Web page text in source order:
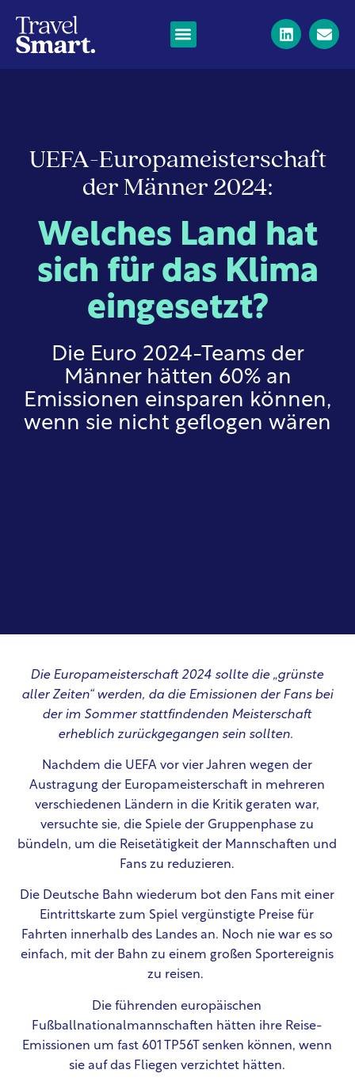
UEFA-Europameisterschaft
der Männer 2024:
Welches Land hat
sich für das Klima
eingesetzt?
Die Euro 2024-Teams der
Männer hätten 60% an
Emissionen einsparen können,
wenn sie nicht geflogen wären
Die Europameisterschaft 2024 sollte die „grünste
aller Zeiten“ werden, da die Emissionen der Fans bei
der im Sommer stattfindenden Meisterschaft
erheblich zurückgegangen sein sollten.
Nachdem die UEFA vor vier Jahren wegen der
Austragung der Europameisterschaft in mehreren
verschiedenen Ländern in die Kritik geraten war,
versuchte sie, die Spiele der Gruppenphase zu
bündeln, um die Reisetätigkeit der Mannschaften und
Fans zu reduzieren.
Die Deutsche Bahn wiederum bot den Fans mit einer
Eintrittskarte zum Spiel vergünstigte Preise für
Fahrten innerhalb des Landes an. Noch nie war es so
einfach, mit der Bahn zu einem großen Sportereignis
zu reisen.
Die führenden europäischen
Fußballnationalmannschaften hätten ihre Reise-
Emissionen um fast 601 TP56T senken können, wenn
sie auf das Fliegen verzichtet hätten.